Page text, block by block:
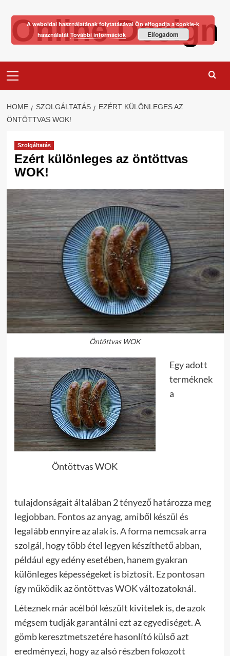
contentOnline Design
Menu
HOME SZOLGÁLTATÁS
EZÉRT KÜLÖNLEGES AZ
ÖNTÖTTVAS WOK!
Szolgáltatás
Ezért különleges az öntöttvas
WOK!
Öntöttvas WOK
Öntöttvas WOK
Egy adott
terméknek
a
tulajdonságait általában 2 tényező határozza meg
legjobban. Fontos az anyag, amiből készül és
legalább ennyire az alak is. A forma nemcsak arra
szolgál, hogy több étel legyen készíthető abban,
például egy edény esetében, hanem gyakran
különleges képességeket is biztosít. Ezpontosan
így működik az öntöttvas WOKváltozatoknál.
Léteznek már acélból készült kivitelek is, de azok
mégsem tudják garantálni ezt az egyediséget. A
gömb keresztmetszetére hasonlító külső azt
eredményezi, hogy az alsó részben fokozott
A weboldal használatának folytatásával Ön elfogadja a cookie-k
használatát További információk Elfogadom